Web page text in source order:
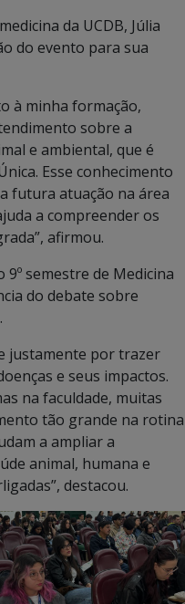
da UCDB, Júlia
do evento para sua
à minha formação,
sobre a
e ambiental, que é
Esse conhecimento
futura atuação na área
a compreender os
afirmou.
9º semestre de Medicina
do debate sobre
justamente por trazer
e seus impactos.
na faculdade, muitas
tão grande na rotina
a ampliar a
animal, humana e
destacou.